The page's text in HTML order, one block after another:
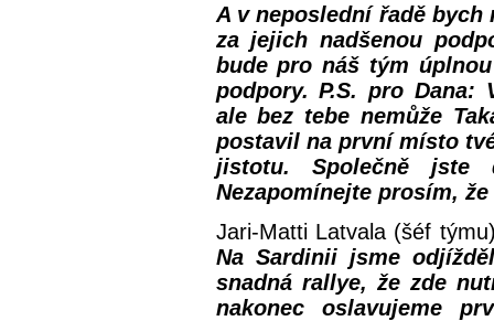
A v neposlední řadě
za jejich nadšenou
bude pro náš tým
podpory. P.S. pro Dana:
ale bez tebe nemůže
postavil na první místo
jistotu. Společně jste
Nezapomínejte prosím,
Jari-Matti Latvala (šéf
Na Sardinii jsme
snadná rallye, že zde
nakonec oslavujeme